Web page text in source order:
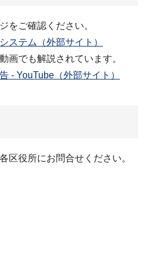
をご確認ください。
ステム（外部サイト）
画でも解説されています。
- YouTube（外部サイト）
区役所にお問合せください。